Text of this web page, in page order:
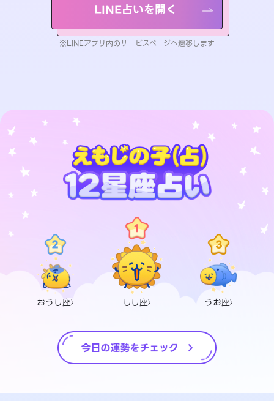
LINE占いを開く
※LINEアプリ内のサービスページへ遷移します
おうし座 しし座 うお座